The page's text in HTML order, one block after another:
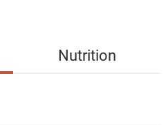
Nutrition